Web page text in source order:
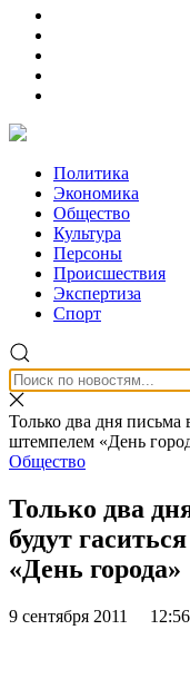
Политика
Экономика
Общество
Культура
Персоны
Происшествия
Экспертиза
Спорт
Только два дня письма
штемпелем «День
Общество
Только два
будут
«День города»
9 сентября 2011 12:56